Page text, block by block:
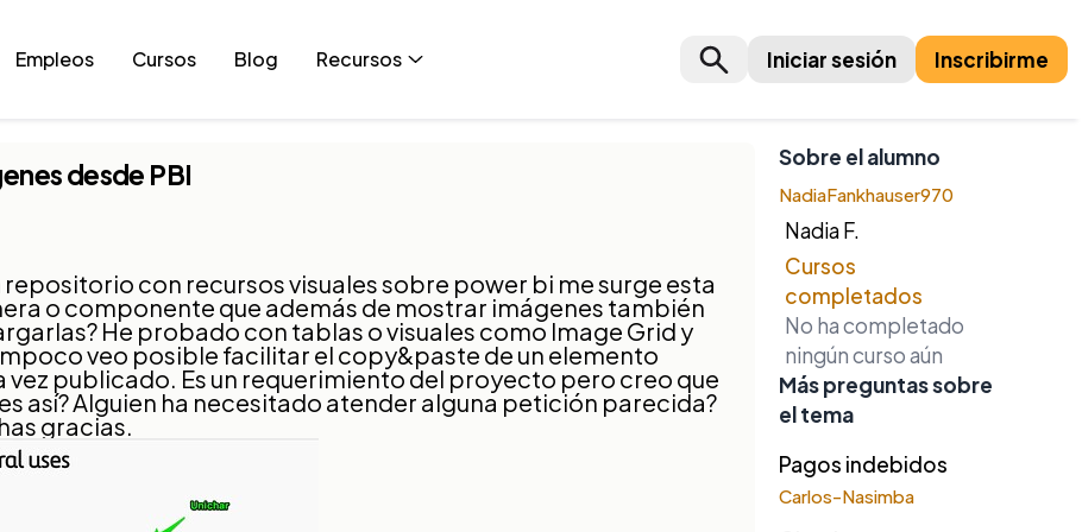
Empleos Cursos Blog Recursos Iniciar sesión Inscribirme
desde PBI
con recursos visuales sobre power bi me surge esta
o componente que además de mostrar imágenes también
He probado con tablas o visuales como Image Grid y
veo posible facilitar el copy&paste de un elemento
vez publicado. Es un requerimiento del proyecto pero creo que
así? Alguien ha necesitado atender alguna petición parecida?
gracias.
Sobre el alumno
NadiaFankhauser970
Nadia F.
Cursos
completados
No ha completado
ningún curso aún
Más preguntas sobre
el tema
Pagos indebidos
Carlos-Nasimba